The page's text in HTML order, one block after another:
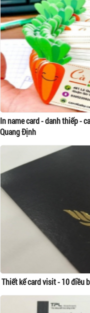
In name card - danh thiếp -
Quang Định
Thiết kế card visit - 10 điều